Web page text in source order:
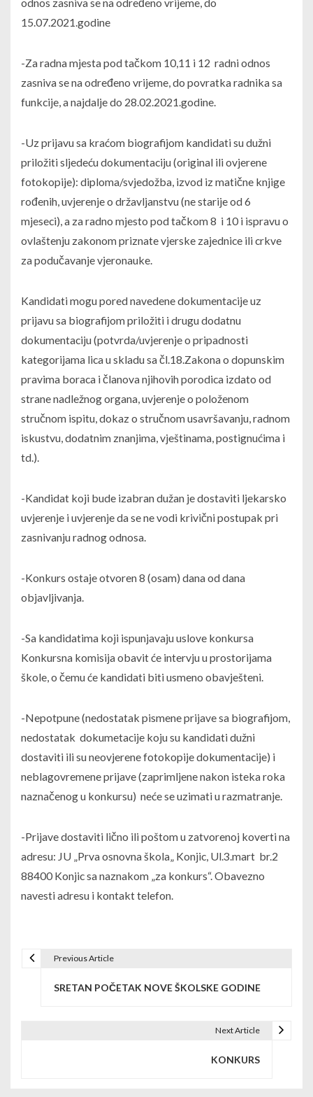
15.07.2021.godine
-Za radna mjesta pod tačkom 10,11 i 12 radni odnos
zasniva se na određeno vrijeme, do povratka radnika sa
funkcije, a najdalje do 28.02.2021.godine.
-Uz prijavu sa kraćom biografijom kandidati su dužni
priložiti sljedeću dokumentaciju (original ili ovjerene
fotokopije): diploma/svjedožba, izvod iz matične knjige
rođenih, uvjerenje o državljanstvu (ne starije od 6
mjeseci), a za radno mjesto pod tačkom 8 i 10 i ispravu o
ovlaštenju zakonom priznate vjerske zajednice ili crkve
za podučavanje vjeronauke.
Kandidati mogu pored navedene dokumentacije uz
prijavu sa biografijom priložiti i drugu dodatnu
dokumentaciju (potvrda/uvjerenje o pripadnosti
kategorijama lica u skladu sa čl.18.Zakona o dopunskim
pravima boraca i članova njihovih porodica izdato od
strane nadležnog organa, uvjerenje o položenom
stručnom ispitu, dokaz o stručnom usavršavanju, radnom
iskustvu, dodatnim znanjima, vještinama, postignućima i
td.).
-Kandidat koji bude izabran dužan je dostaviti ljekarsko
uvjerenje i uvjerenje da se ne vodi krivični postupak pri
zasnivanju radnog odnosa.
-Konkurs ostaje otvoren 8 (osam) dana od dana
objavljivanja.
-Sa kandidatima koji ispunjavaju uslove konkursa
Konkursna komisija obavit će intervju u prostorijama
škole, o čemu će kandidati biti usmeno obavješteni.
-Nepotpune (nedostatak pismene prijave sa biografijom,
nedostatak dokumetacije koju su kandidati dužni
dostaviti ili su neovjerene fotokopije dokumentacije) i
neblagovremene prijave (zaprimljene nakon isteka roka
naznačenog u konkursu) neće se uzimati u razmatranje.
-Prijave dostaviti lično ili poštom u zatvorenoj koverti na
adresu: JU „Prva osnovna škola„ Konjic, Ul.3.mart br.2
88400 Konjic sa naznakom „za konkurs“. Obavezno
navesti adresu i kontakt telefon.
Previous Article
SRETAN POČETAK NOVE ŠKOLSKE GODINE
Next Article
KONKURS